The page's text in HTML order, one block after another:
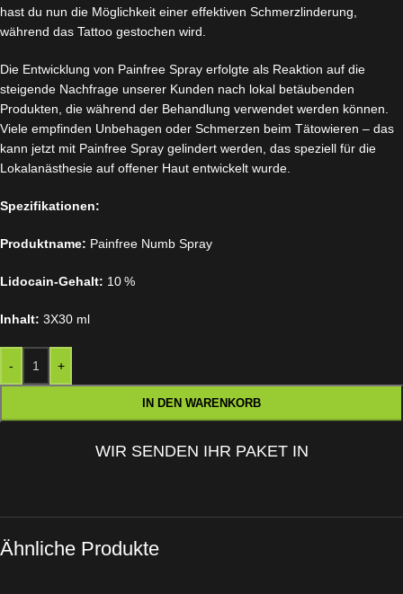
hast du nun die Möglichkeit einer effektiven Schmerzlinderung,
während das Tattoo gestochen wird.
Die Entwicklung von Painfree Spray erfolgte als Reaktion auf die
steigende Nachfrage unserer Kunden nach lokal betäubenden
Produkten, die während der Behandlung verwendet werden können.
Viele empfinden Unbehagen oder Schmerzen beim Tätowieren – das
kann jetzt mit Painfree Spray gelindert werden, das speziell für die
Lokalanästhesie auf offener Haut entwickelt wurde.
Spezifikationen:
Produktname: Painfree Numb Spray
Lidocain-Gehalt: 10 %
Inhalt: 3X30 ml
- +
IN DEN WARENKORB
WIR SENDEN IHR PAKET IN
Ähnliche Produkte